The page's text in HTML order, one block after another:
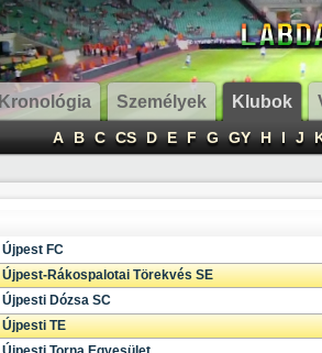
Kronológia Személyek Klubok
A B C CS D E F G GY H I J
Újpest FC
Újpest-Rákospalotai Törekvés SE
Újpesti Dózsa SC
Újpesti TE